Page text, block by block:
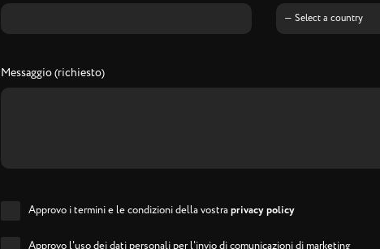
Messaggio (richiesto)
Approvo i termini e le condizioni della vostraprivacy policy